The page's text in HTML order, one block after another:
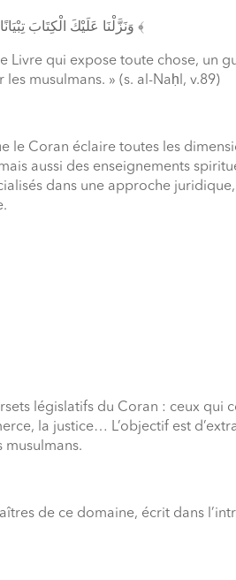
﴿ وَنَزَّلْنَا عَلَيْكَ الْكِتَابَ تِبْيَانًا لِّكُلِّ شَيْءٍ وَهُدًى وَرَحْمَةً وَبُشْرَى لِلْمُسْلِمِينَ ﴾
Livre qui expose toute chose, un
musulmans. » (s. al-Naḥl, v.89)
le Coran éclaire toutes les
aussi des enseignements
dans une approche juridique,
législatifs du Coran : ceux qui
la justice… L’objectif est
de ce domaine, écrit dans